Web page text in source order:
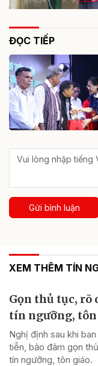
ĐỌC TIẾP
Gửi bình luận
XEM THÊM TÍN
Gọn thủ tục, rõ
tín ngưỡng,
Nghị định sau khi
tiễn, bảo đảm gọn
tín ngưỡng, tôn giáo.